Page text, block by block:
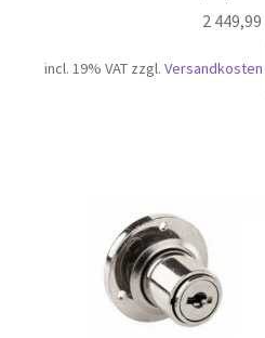
2 449,99
incl. 19% VAT zzgl.Versandkosten